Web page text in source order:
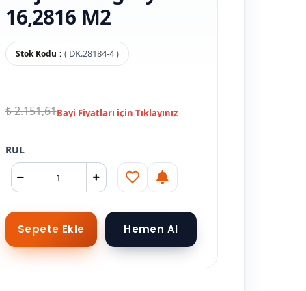
16,2816 M2
Stok Kodu ( DK.28184-4 )
₺ 2.151,61
RUL